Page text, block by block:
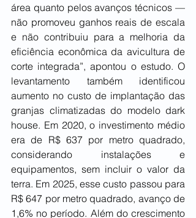
área quanto pelos avanços técnicos —
não promoveu ganhos reais de escala
e não contribuiu para a melhoria da
eficiência econômica da avicultura de
corte integrada”, apontou o estudo. O
levantamento também identificou
aumento no custo de implantação das
granjas climatizadas do modelo dark
house. Em 2020, o investimento médio
era de R$ 637 por metro quadrado,
considerando instalações e
equipamentos, sem incluir o valor da
terra. Em 2025, esse custo passou para
R$ 647 por metro quadrado, avanço de
1,6% no período. Além do crescimento